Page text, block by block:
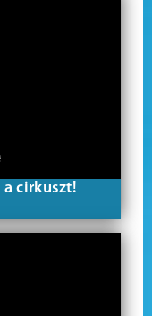
a cirkuszt!